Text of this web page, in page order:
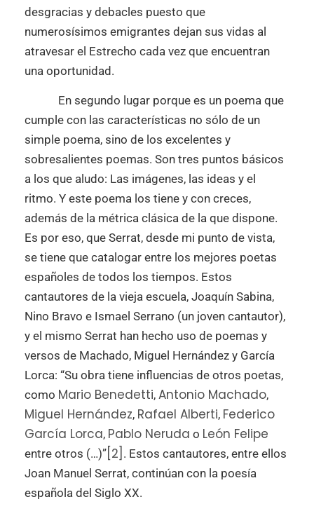
desgracias y debacles puesto que
numerosísimos emigrantes dejan sus vidas al
atravesar el Estrecho cada vez que encuentran
una oportunidad.
En segundo lugar porque es un poema que
cumple con las características no sólo de un
simple poema, sino de los excelentes y
sobresalientes poemas. Son tres puntos básicos
a los que aludo: Las imágenes, las ideas y el
ritmo. Y este poema los tiene y con creces,
además de la métrica clásica de la que dispone.
Es por eso, que Serrat, desde mi punto de vista,
se tiene que catalogar entre los mejores poetas
españoles de todos los tiempos. Estos
cantautores de la vieja escuela, Joaquín Sabina,
Nino Bravo e Ismael Serrano (un joven cantautor),
y el mismo Serrat han hecho uso de poemas y
versos de Machado, Miguel Hernández y García
Lorca: “Su obra tiene influencias de otros poetas,
como Mario Benedetti, Antonio Machado,
Miguel Hernández, Rafael Alberti, Federico
García Lorca, Pablo Neruda o León Felipe
entre otros (…)” [2] . Estos cantautores, entre ellos
Joan Manuel Serrat, continúan con la poesía
española del Siglo XX.